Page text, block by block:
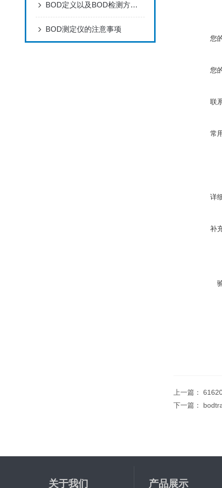
BOD定义以及BOD检测方法介绍
BOD测定仪的注意事项
您
您
联
常
详
补
上一篇：
下一篇：
关于我们 产品展示